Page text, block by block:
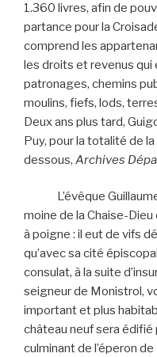
1.360 livres, afin de
partance pour la
comprend les
les droits et revenus qui
patronages, chemins
moulins, fiefs, lods,
Deux ans plus tard,
Puy, pour la totalité de
dessous, Archives
L’évêque Guillaume
moine de la Chaise-
à poigne : il eut de vifs
qu’avec sa cité
consulat, à la suite
seigneur de Monistrol,
important et plus
château neuf sera édifié
culminant de l’éperon